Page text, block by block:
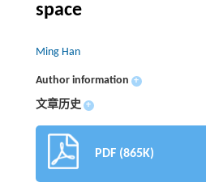
space
Ming Han
Author information +
文章历史 +
PDF (865K)